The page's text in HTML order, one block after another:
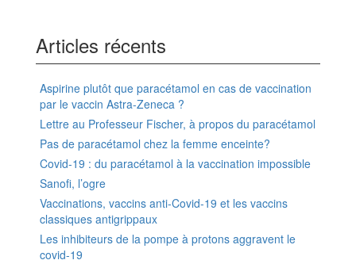
Articles récents
Aspirine plutôt que paracétamol en cas de vaccination
par le vaccin Astra-Zeneca ?
Lettre au Professeur Fischer, à propos du paracétamol
Pas de paracétamol chez la femme enceinte?
Covid-19 : du paracétamol à la vaccination impossible
Sanofi, l’ogre
Vaccinations, vaccins anti-Covid-19 et les vaccins
classiques antigrippaux
Les inhibiteurs de la pompe à protons aggravent le
covid-19